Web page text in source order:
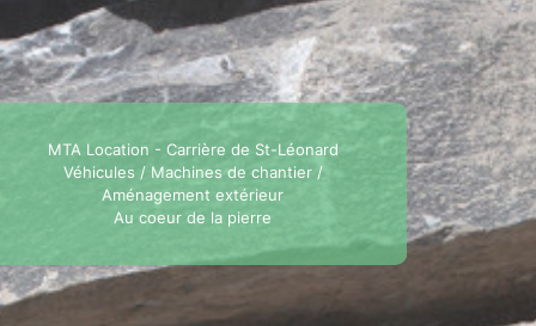
MTA Location - Carrière de St-Léonard
Véhicules / Machines de chantier /
Aménagement extérieur
Au coeur de la pierre